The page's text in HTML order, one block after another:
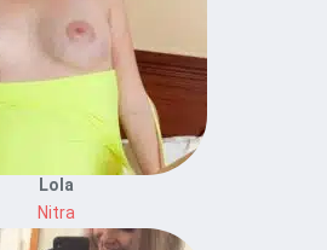
Lola
Nitra